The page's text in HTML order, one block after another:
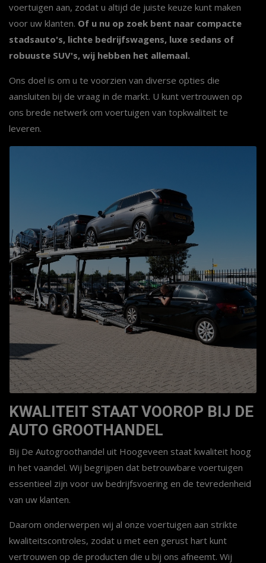
voertuigen aan, zodat u altijd de juiste keuze kunt maken
voor uw klanten. Of u nu op zoek bent naar compacte
stadsauto's, lichte bedrijfswagens, luxe sedans of
robuuste SUV's, wij hebben het allemaal.
Ons doel is om u te voorzien van diverse opties die
aansluiten bij de vraag in de markt. U kunt vertrouwen op
ons brede netwerk om voertuigen van topkwaliteit te
leveren.
KWALITEIT STAAT VOOROP BIJ DE
AUTO GROOTHANDEL
Bij De Autogroothandel uit Hoogeveen staat kwaliteit hoog
in het vaandel. Wij begrijpen dat betrouwbare voertuigen
essentieel zijn voor uw bedrijfsvoering en de tevredenheid
van uw klanten.
Daarom onderwerpen wij al onze voertuigen aan strikte
kwaliteitscontroles, zodat u met een gerust hart kunt
vertrouwen op de producten die u bij ons afneemt. Wij